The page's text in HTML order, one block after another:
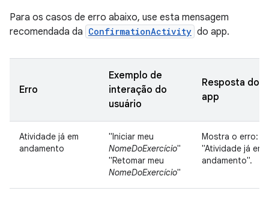
Para os casos de erro abaixo, use esta mensagem
recomendada da ConfirmationActivity do app.
Erro
Exemplo de
interação do
usuário
Resposta do
app
Atividade já em
andamento
"Iniciar meu
NomeDoExercício"
"Retomar meu
NomeDoExercício"
Mostra o erro:
"Atividade já em
andamento".